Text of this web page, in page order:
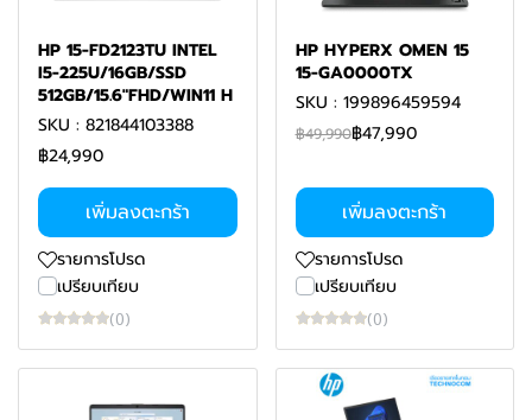
HP 15-FD2123TU INTEL
I5-225U/16GB/SSD
512GB/15.6"FHD/WIN11 H
SKU : 821844103388
฿24,990
เพิ่มลงตะกร้า
รายการโปรด
เปรียบเทียบ
(0)
HP HYPERX OMEN 15
15-GA0000TX
SKU : 199896459594
฿49,990฿47,990
เพิ่มลงตะกร้า
รายการโปรด
เปรียบเทียบ
(0)